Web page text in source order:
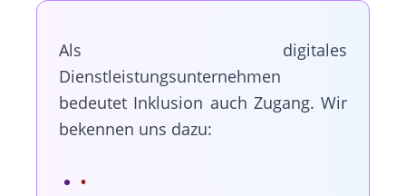
Als digitales
Dienstleistungsunternehmen
bedeutet Inklusion auch Zugang. Wir
bekennen uns dazu: